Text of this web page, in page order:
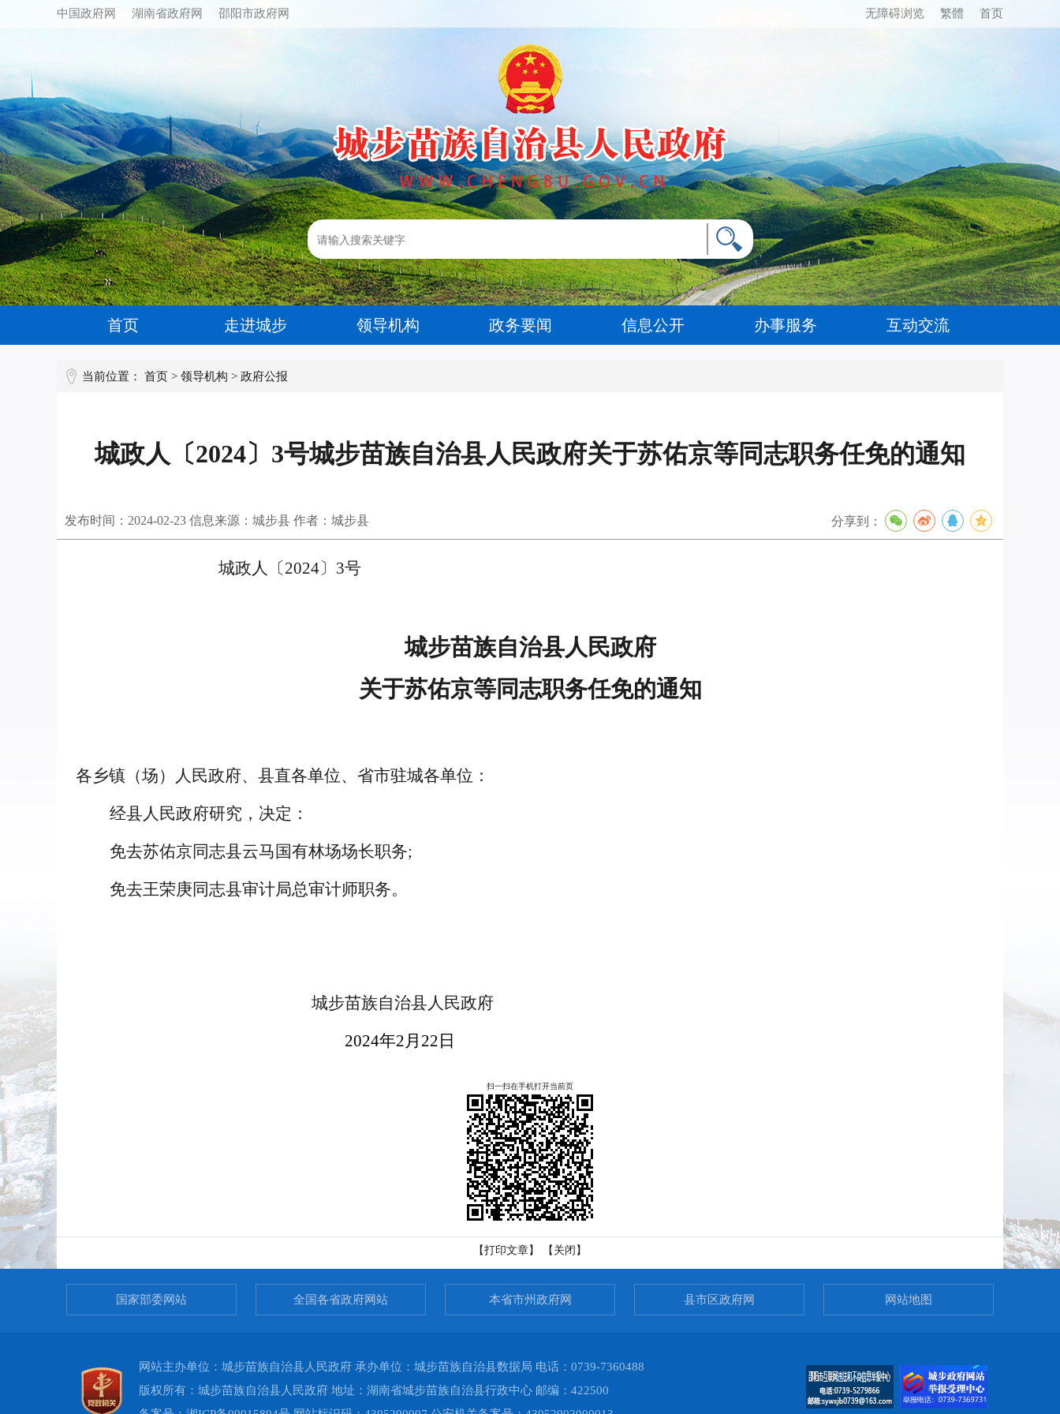
中国政府网 湖南省政府网 邵阳市政府网 首页
繁體
无障碍浏览
首页 走进城步 领导机构 政务要闻 信息公开 办事服务 互动交流
当前位置： 首页 > 领导机构 > 政府公报
城政人〔2024〕3号城步苗族自治县人民政府关于苏佑京等同志职务任免的通知
发布时间： 2024-02-23 信息来源：城步县 作者：城步县 分享到：
城政人〔2024〕 3号
城步苗族自治县人民政府
关于苏佑京等同志职务任免的通知
各乡镇（场）人民政府、 县直各单位、 省市驻城各单位：
经县人民政府研究，决定：
免去苏佑京同志县云马国有林场场长职务;
免去王荣庚同志县审计局总审计师职务。
城步苗族自治县人民政府
2024年2月 22 日
扫一扫在手机打开当前页
【打印文章】 【关闭】
国家部委网站 全国各省政府网站 本省市州政府网 县市区政府网 网站地图
网站主办单位：城步苗族自治县人民政府 承办单位：城步苗族自治县数据局 电话：0739-7360488
版权所有：城步苗族自治县人民政府 地址：湖南省城步苗族自治县行政中心 邮编：422500